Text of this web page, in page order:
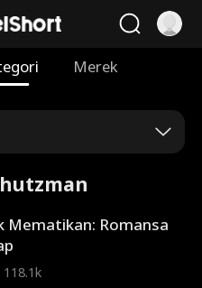
Merek
Mematikan: Romansa
118.1k